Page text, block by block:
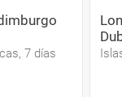
7 días